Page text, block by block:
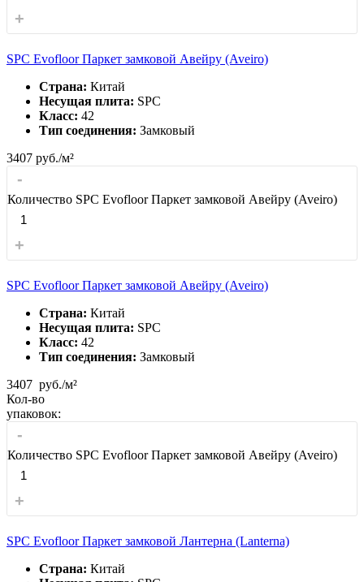
+
SPC Evofloor Паркет замковой Авейру (Aveiro)
Страна: Китай
Несущая плита: SPC
Класс: 42
Тип соединения: Замковый
3407 руб./м²
-
Количество SPC Evofloor Паркет замковой Авейру (Aveiro)
+
SPC Evofloor Паркет замковой Авейру (Aveiro)
Страна: Китай
Несущая плита: SPC
Класс: 42
Тип соединения: Замковый
3407 руб./м²
Кол-во
упаковок:
-
Количество SPC Evofloor Паркет замковой Авейру (Aveiro)
+
SPC Evofloor Паркет замковой Лантерна (Lanterna)
Страна: Китай